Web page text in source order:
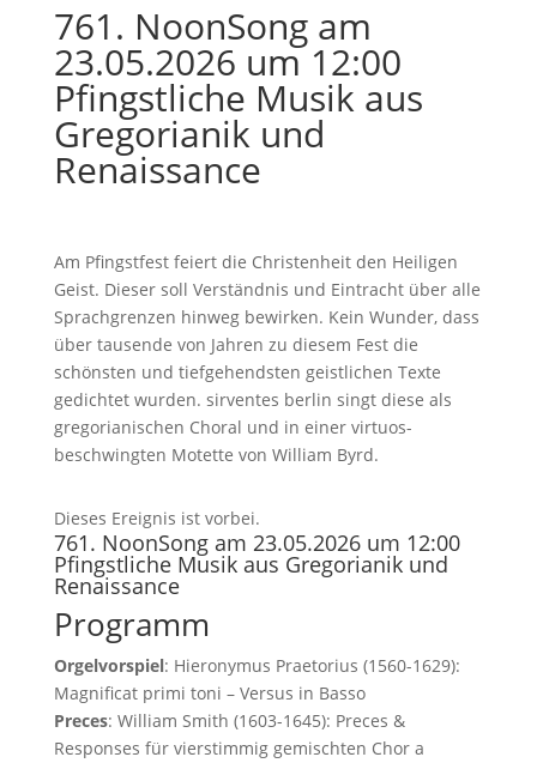
761. NoonSong am
23.05.2026 um 12:00
Pfingstliche Musik aus
Gregorianik und
Renaissance
Am Pfingstfest feiert die Christenheit den Heiligen
Geist. Dieser soll Verständnis und Eintracht über alle
Sprachgrenzen hinweg bewirken. Kein Wunder, dass
über tausende von Jahren zu diesem Fest die
schönsten und tiefgehendsten geistlichen Texte
gedichtet wurden. sirventes berlin singt diese als
gregorianischen Choral und in einer virtuos-
beschwingten Motette von William Byrd.
Dieses Ereignis ist vorbei.
761. NoonSong am 23.05.2026 um 12:00
Pfingstliche Musik aus Gregorianik und
Renaissance
Programm
Orgelvorspiel: Hieronymus Praetorius (1560-1629):
Magnificat primi toni – Versus in Basso
Preces: William Smith (1603-1645): Preces &
Responses für vierstimmig gemischten Chor a